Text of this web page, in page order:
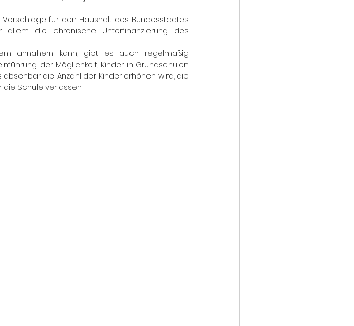
für den Haushalt des Bundesstaates
die chronische Unterfinanzierung des
annähern kann, gibt es auch regelmäßig
der Möglichkeit, Kinder in Grundschulen
die Anzahl der Kinder erhöhen wird, die
Schule verlassen.